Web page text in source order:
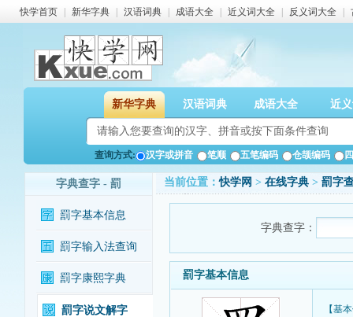
快学首页 新华字典 汉语词典 成语大全 近义词大全 反义词大全
新华字典 汉语词典 成语大全 近
查询方式: 汉字或拼音 笔顺 五笔编码 仓颉编码
字典查字 - 罰
罰字基本信息
罰字输入法查询
罰字康熙字典
罰字说文解字
当前位置：快学网 > 在线字典 > 罰字
字典查字：
罰字基本信息
【基